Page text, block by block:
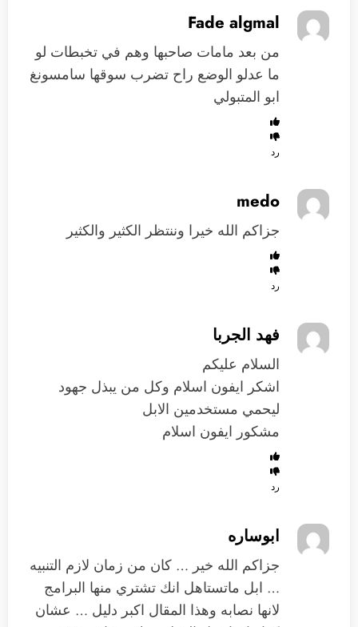
Fade algmal
من بعد مامات صاحبها وهم في تخبطات لو
ما عدلو الوضع راح تضرب سوقها سامسونغ
ابو المتبولي
رد
medo
جزاكم الله خيرا وننتظر الكثير والكثير
رد
فهد الجربا
السلام عليكم
اشكر ايفون اسلام وكل من يبذل جهود
ليحمي مستخدمين الابل
مشكور ايفون اسلام
رد
ابوساره
جزاكم الله خير … كان من زمان لازم التنبيه
… ابل ماتستاهل انك تشتري منها البرامج
لانها نصابه وهذا المقال اكبر دليل … عشان